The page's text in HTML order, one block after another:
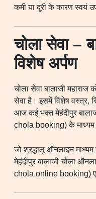
कमी या दूरी के कारण स्वयं
चोला सेवा –
विशेष अर्पण
चोला सेवा बालाजी महाराज
सेवा है। इसमें विशेष वस्त्र,
आज कई भक्त मेहंदीपुर
chola booking) के माध्यम
जो श्रद्धालु ऑनलाइन
मेहंदीपुर बालाजी चोला
chola online booking)